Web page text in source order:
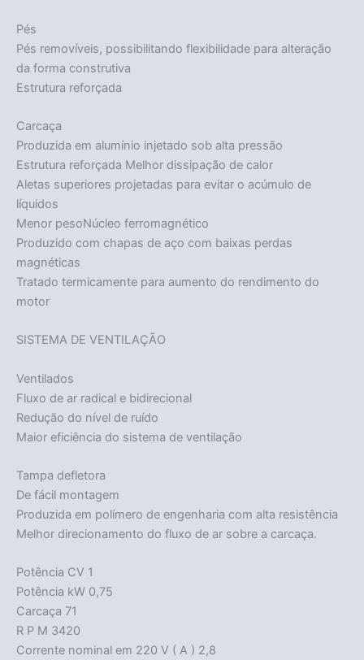
Pés
Pés removíveis, possibilitando flexibilidade para alteração
da forma construtiva
Estrutura reforçada
Carcaça
Produzida em alumínio injetado sob alta pressão
Estrutura reforçada Melhor dissipação de calor
Aletas superiores projetadas para evitar o acúmulo de
líquidos
Menor pesoNúcleo ferromagnético
Produzido com chapas de aço com baixas perdas
magnéticas
Tratado termicamente para aumento do rendimento do
motor
SISTEMA DE VENTILAÇÃO
Ventilados
Fluxo de ar radical e bidirecional
Redução do nível de ruído
Maior eficiência do sistema de ventilação
Tampa defletora
De fácil montagem
Produzida em polímero de engenharia com alta resistência
Melhor direcionamento do fluxo de ar sobre a carcaça.
Potência CV 1
Potência kW 0,75
Carcaça 71
R P M 3420
Corrente nominal em 220 V ( A ) 2,8